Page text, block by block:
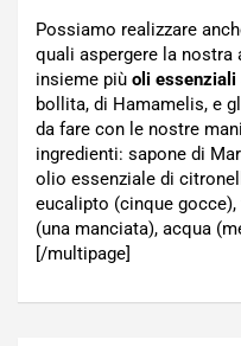
Possiamo realizzare
quali aspergere la
insieme più oli essenziali
bollita, di Hamamelis, e
da fare con le nostre
ingredienti: sapone di
olio essenziale di
eucalipto (cinque
(una manciata), acqua
[/multipage]